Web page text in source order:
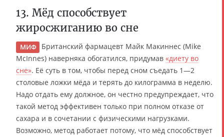
13. Мёд способствует
жиросжиганию во сне
МИФ
Британский фармацевт Майк Макиннес (Mike
McInnes) наверняка обогатился, придумав «диету во
сне». Её суть в том, чтобы перед сном съедать 1—2
столовые ложки мёда и терять до килограмма в неделю.
Надо отдать ему должное, он честно предупреждает, что
такой метод эффективен только при полном отказе от
сахара и в сочетании с физическими нагрузками.
Возможно, метод работает потому, что мёд способствует